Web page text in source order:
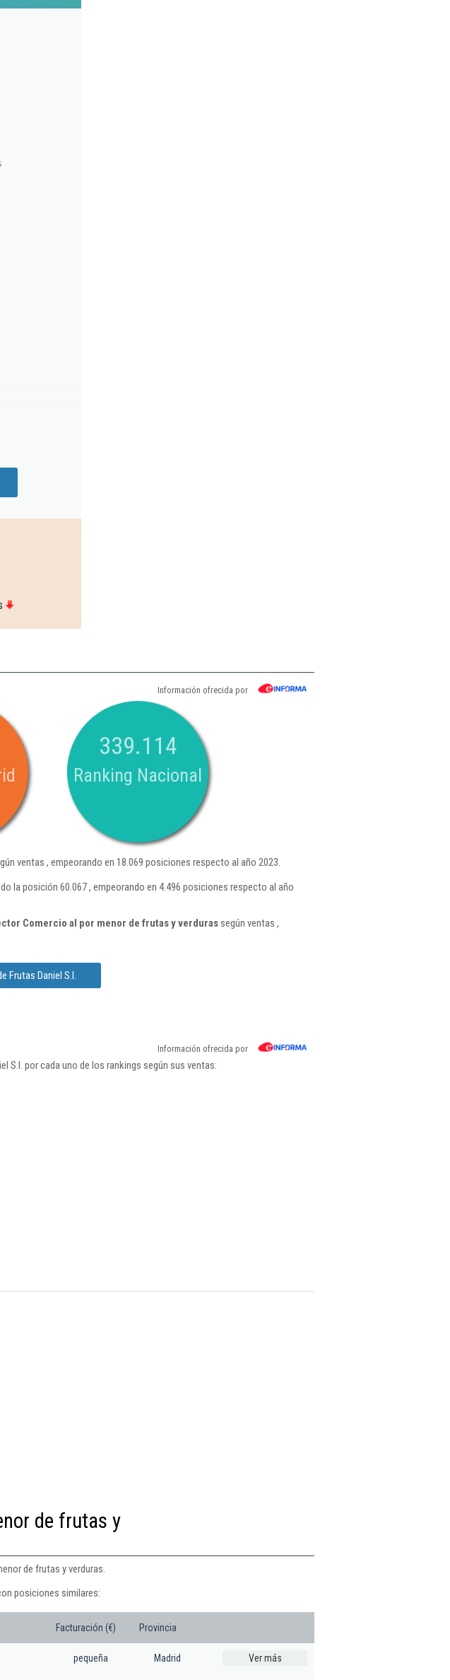
Información ofrecida por
339.114
Ranking Nacional
ventas , empeorando en 18.069 posiciones respecto al año 2023.
la posición 60.067 , empeorando en 4.496 posiciones respecto al año
Comercio al por menor de frutas y verdurassegún ventas ,
Frutas Daniel S.l.
Información ofrecida por
S.l. por cada uno de los rankings según sus ventas:
de frutas y
de frutas y verduras.
posiciones similares:
Facturación (€) Provincia
pequeña Madrid Ver más